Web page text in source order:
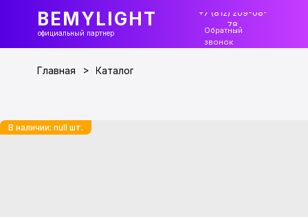
официальный партнер
BEMYLIGHT
+7 (812) 209-08-
78
Обратный
звонок
Каталог
Главная >